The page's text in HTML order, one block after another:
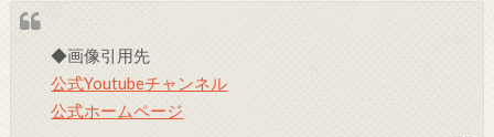
◆画像引用先
公式Youtubeチャンネル
公式ホームページ